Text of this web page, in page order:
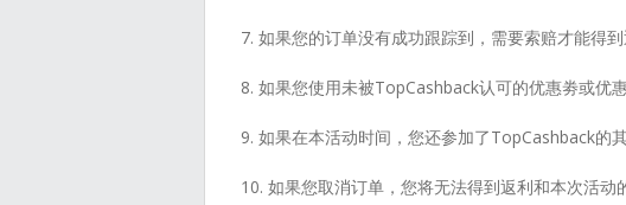
7. 如果您的订单没有成功跟踪到，需要索赔才能得
8. 如果您使用未被TopCashback认可的优惠劵或优
9. 如果在本活动时间，您还参加了TopCashback的
10. 如果您取消订单， 您将无法得到返利和本次活动